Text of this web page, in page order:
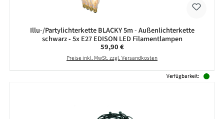
Illu-/Partylichterkette BLACKY 5m - Außenlichterkette
schwarz - 5x E27 EDISON LED Filamentlampen
Regulärer Preis:
59,90 €
Preise inkl. MwSt. zzgl. Versandkosten
Verfügbarkeit: